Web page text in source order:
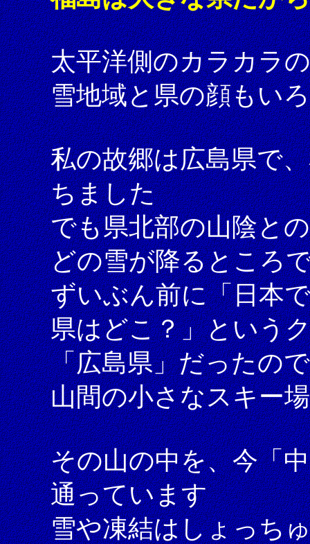
太平洋側のカラカラ
雪地域と県の顔もい
私の故郷は広島県で
ちました
でも県北部の山陰と
どの雪が降るところ
ずいぶん前に「日本
県はどこ？」という
「広島県」だったの
山間の小さなスキー
その山の中を、今「
通っています
雪や凍結はしょっち